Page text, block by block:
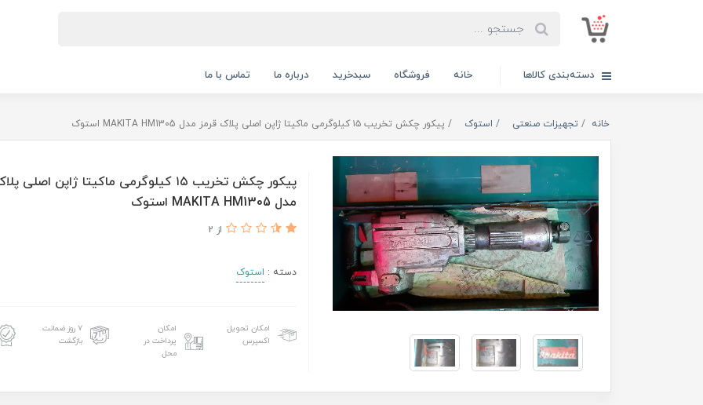
دسته‌بندی کالاها خانه فروشگاه سبدخرید درباره ما تماس با ما
خانه تجهیزات صنعتی استوک پیکور چکش تخریب ۱۵ کیلوگرمی ماکیتا ژاپن اصلی پلاک قرمز مدل MAKITA HM1305 استوک
پیکور چکش تخریب ۱۵ کیلوگرمی ماکیتا ژاپن اصلی
مدل MAKITA HM1305 استوک
از 2
دسته : استوک
امکان تحویل
اکسپرس
امکان
پرداخت در
محل
۷ روز ضمانت
بازگشت